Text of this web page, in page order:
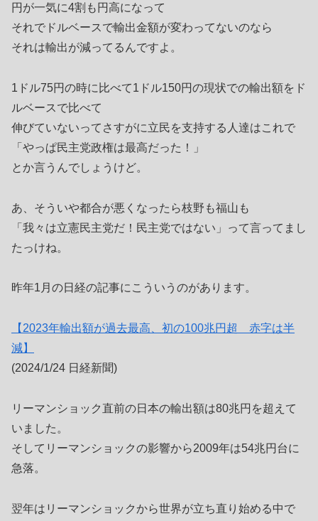
円が一気に4割も円高になって
それでドルベースで輸出金額が変わってないのなら
それは輸出が減ってるんですよ。
1ドル75円の時に比べて1ドル150円の現状での輸出額をド
ルベースで比べて
伸びていないってさすがに立民を支持する人達はこれで
「やっぱ民主党政権は最高だった！」
とか言うんでしょうけど。
あ、そういや都合が悪くなったら枝野も福山も
「我々は立憲民主党だ！民主党ではない」って言ってまし
たっけね。
昨年1月の日経の記事にこういうのがあります。
【2023年輸出額が過去最高、初の100兆円超 赤字は半
減】
(2024/1/24 日経新聞)
リーマンショック直前の日本の輸出額は80兆円を超えて
いました。
そしてリーマンショックの影響から2009年は54兆円台に
急落。
翌年はリーマンショックから世界が立ち直り始める中で